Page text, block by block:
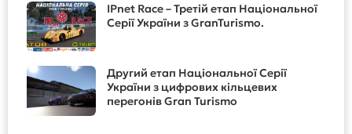
IPnet Race – Третій етап Національної
Серії України з GranTurismo.
Другий етап Національної Серії
України з цифрових кільцевих
перегонів Gran Turismo